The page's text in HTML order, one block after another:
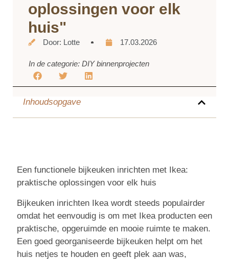
oplossingen voor elk
huis"
Door: Lotte 17.03.2026
In de categorie: DIY binnenprojecten
Inhoudsopgave
Een functionele bijkeuken inrichten met Ikea:
praktische oplossingen voor elk huis
Bijkeuken inrichten Ikea wordt steeds populairder
omdat het eenvoudig is om met Ikea producten een
praktische, opgeruimde en mooie ruimte te maken.
Een goed georganiseerde bijkeuken helpt om het
huis netjes te houden en geeft plek aan was,